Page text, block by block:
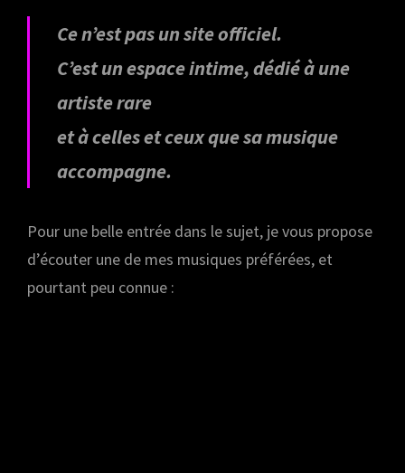
Ce n’est pas un site officiel.
C’est un espace intime, dédié à une
artiste rare
et à celles et ceux que sa musique
accompagne.
Pour une belle entrée dans le sujet, je vous propose
d’écouter une de mes musiques préférées, et
pourtant peu connue :